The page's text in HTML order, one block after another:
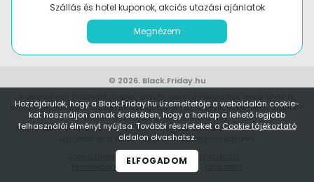
Hozzájárulok, hogy a Black.Friday.hu üzemeltetője a weboldalán cookie-
kat használjon annak érdekében, hogy a honlap a lehető legjobb
felhasználói élményt nyújtsa. További részleteket a Cookie tájékoztató
oldalon olvashatsz.
ELFOGADOM
Szállás és hotel kuponok, akciós utazási ajánlatok
Megnézem
© 2026. Black.Friday.hu
kategóriák, termékek szubjektív válogatás részét képezik, esetenként azonban
fizetett promóciót is tartalmazhatnak.
Amennyiben kereskedőként szeretnél megjelenni a Black.Friday.hu oldalon,
úgy vedd fel a kapcsolatotelérhetőségeink
Cookie tájékoztató
Adatvédelmi nyilatkozat
Kereskedőknek, webáruházaknak